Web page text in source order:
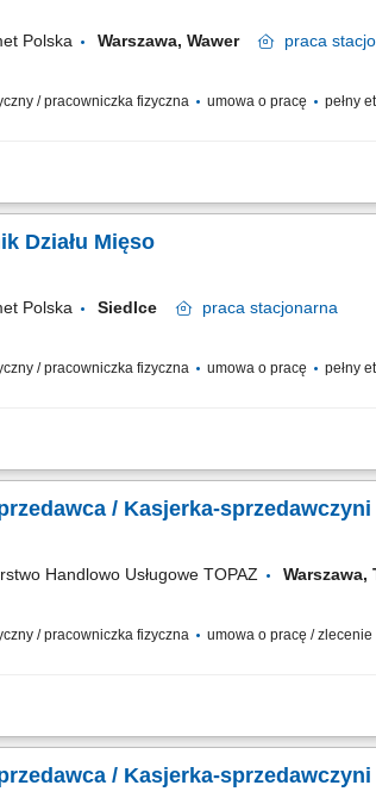
Polska Warszawa, Wawer praca
/ pracowniczka fizyczna umowa o pracę pełny
transport i wykładanie towaru oraz dbanie o
Działu Mięso
Polska Siedlce praca stacjonarna
/ pracowniczka fizyczna umowa o pracę pełny
obróbka mięsa, przygotowanie wyrobów
/ Kasjerka-sprzedawczyni
Handlowo Usługowe TOPAZ
/ pracowniczka fizyczna umowa o pracę / zlecenie
Praca fizyczna w dziale warzyw i owoców. Obsługa
/ Kasjerka-sprzedawczyni